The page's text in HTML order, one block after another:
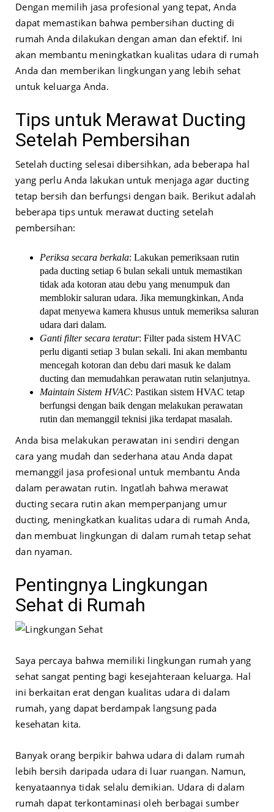
Dengan memilih jasa profesional yang tepat, Anda
dapat memastikan bahwa pembersihan ducting di
rumah Anda dilakukan dengan aman dan efektif. Ini
akan membantu meningkatkan kualitas udara di rumah
Anda dan memberikan lingkungan yang lebih sehat
untuk keluarga Anda.
Tips untuk Merawat Ducting
Setelah Pembersihan
Setelah ducting selesai dibersihkan, ada beberapa hal
yang perlu Anda lakukan untuk menjaga agar ducting
tetap bersih dan berfungsi dengan baik. Berikut adalah
beberapa tips untuk merawat ducting setelah
pembersihan:
Periksa secara berkala: Lakukan pemeriksaan rutin
pada ducting setiap 6 bulan sekali untuk memastikan
tidak ada kotoran atau debu yang menumpuk dan
memblokir saluran udara. Jika memungkinkan, Anda
dapat menyewa kamera khusus untuk memeriksa saluran
udara dari dalam.
Ganti filter secara teratur: Filter pada sistem HVAC
perlu diganti setiap 3 bulan sekali. Ini akan membantu
mencegah kotoran dan debu dari masuk ke dalam
ducting dan memudahkan perawatan rutin selanjutnya.
Maintain Sistem HVAC: Pastikan sistem HVAC tetap
berfungsi dengan baik dengan melakukan perawatan
rutin dan memanggil teknisi jika terdapat masalah.
Anda bisa melakukan perawatan ini sendiri dengan
cara yang mudah dan sederhana atau Anda dapat
memanggil jasa profesional untuk membantu Anda
dalam perawatan rutin. Ingatlah bahwa merawat
ducting secara rutin akan memperpanjang umur
ducting, meningkatkan kualitas udara di rumah Anda,
dan membuat lingkungan di dalam rumah tetap sehat
dan nyaman.
Pentingnya Lingkungan
Sehat di Rumah
Saya percaya bahwa memiliki lingkungan rumah yang
sehat sangat penting bagi kesejahteraan keluarga. Hal
ini berkaitan erat dengan kualitas udara di dalam
rumah, yang dapat berdampak langsung pada
kesehatan kita.
Banyak orang berpikir bahwa udara di dalam rumah
lebih bersih daripada udara di luar ruangan. Namun,
kenyataannya tidak selalu demikian. Udara di dalam
rumah dapat terkontaminasi oleh berbagai sumber